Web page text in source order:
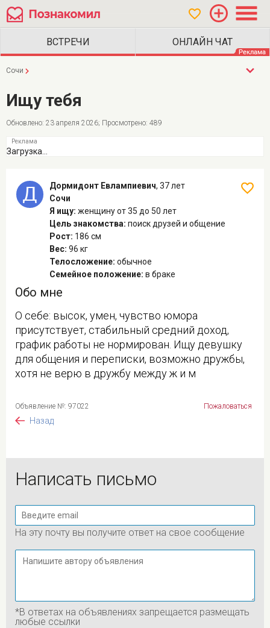
Сочи
Ищу тебя
Обновлено: 23 апреля 2026; Просмотрено: 489
Загрузка...
Дормидонт Евлампиевич, 37 лет
Сочи
Я ищу: женщинуот 35 до 50 лет
Цель знакомства: поиск друзей и общение
Рост: 186 см
Вес: 96 кг
Телосложение: обычное
Семейное положение: в браке
Обо мне
О себе: высок, умен, чувство юмора
присутствует, стабильный средний доход,
график работы не нормирован. Ищу девушку
для общения и переписки, возможно дружбы,
хотя не верю в дружбу между ж и м
Объявление №: 97022 Пожаловаться
Назад
Написать письмо
На эту почту вы получите ответ на свое сообщение
*В ответах на объявлениях запрещается размещать
любые ссылки